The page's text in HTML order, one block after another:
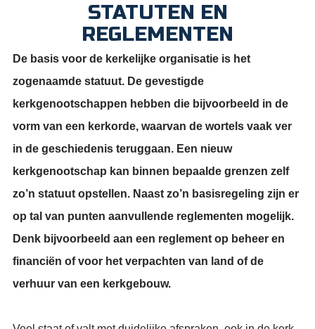
STATUTEN EN
REGLEMENTEN
De basis voor de kerkelijke organisatie is het
zogenaamde statuut. De gevestigde
kerkgenootschappen hebben die bijvoorbeeld in de
vorm van een kerkorde, waarvan de wortels vaak ver
in de geschiedenis teruggaan. Een nieuw
kerkgenootschap kan binnen bepaalde grenzen zelf
zo’n statuut opstellen. Naast zo’n basisregeling zijn er
op tal van punten aanvullende reglementen mogelijk.
Denk bijvoorbeeld aan een reglement op beheer en
financiën of voor het verpachten van land of de
verhuur van een kerkgebouw.